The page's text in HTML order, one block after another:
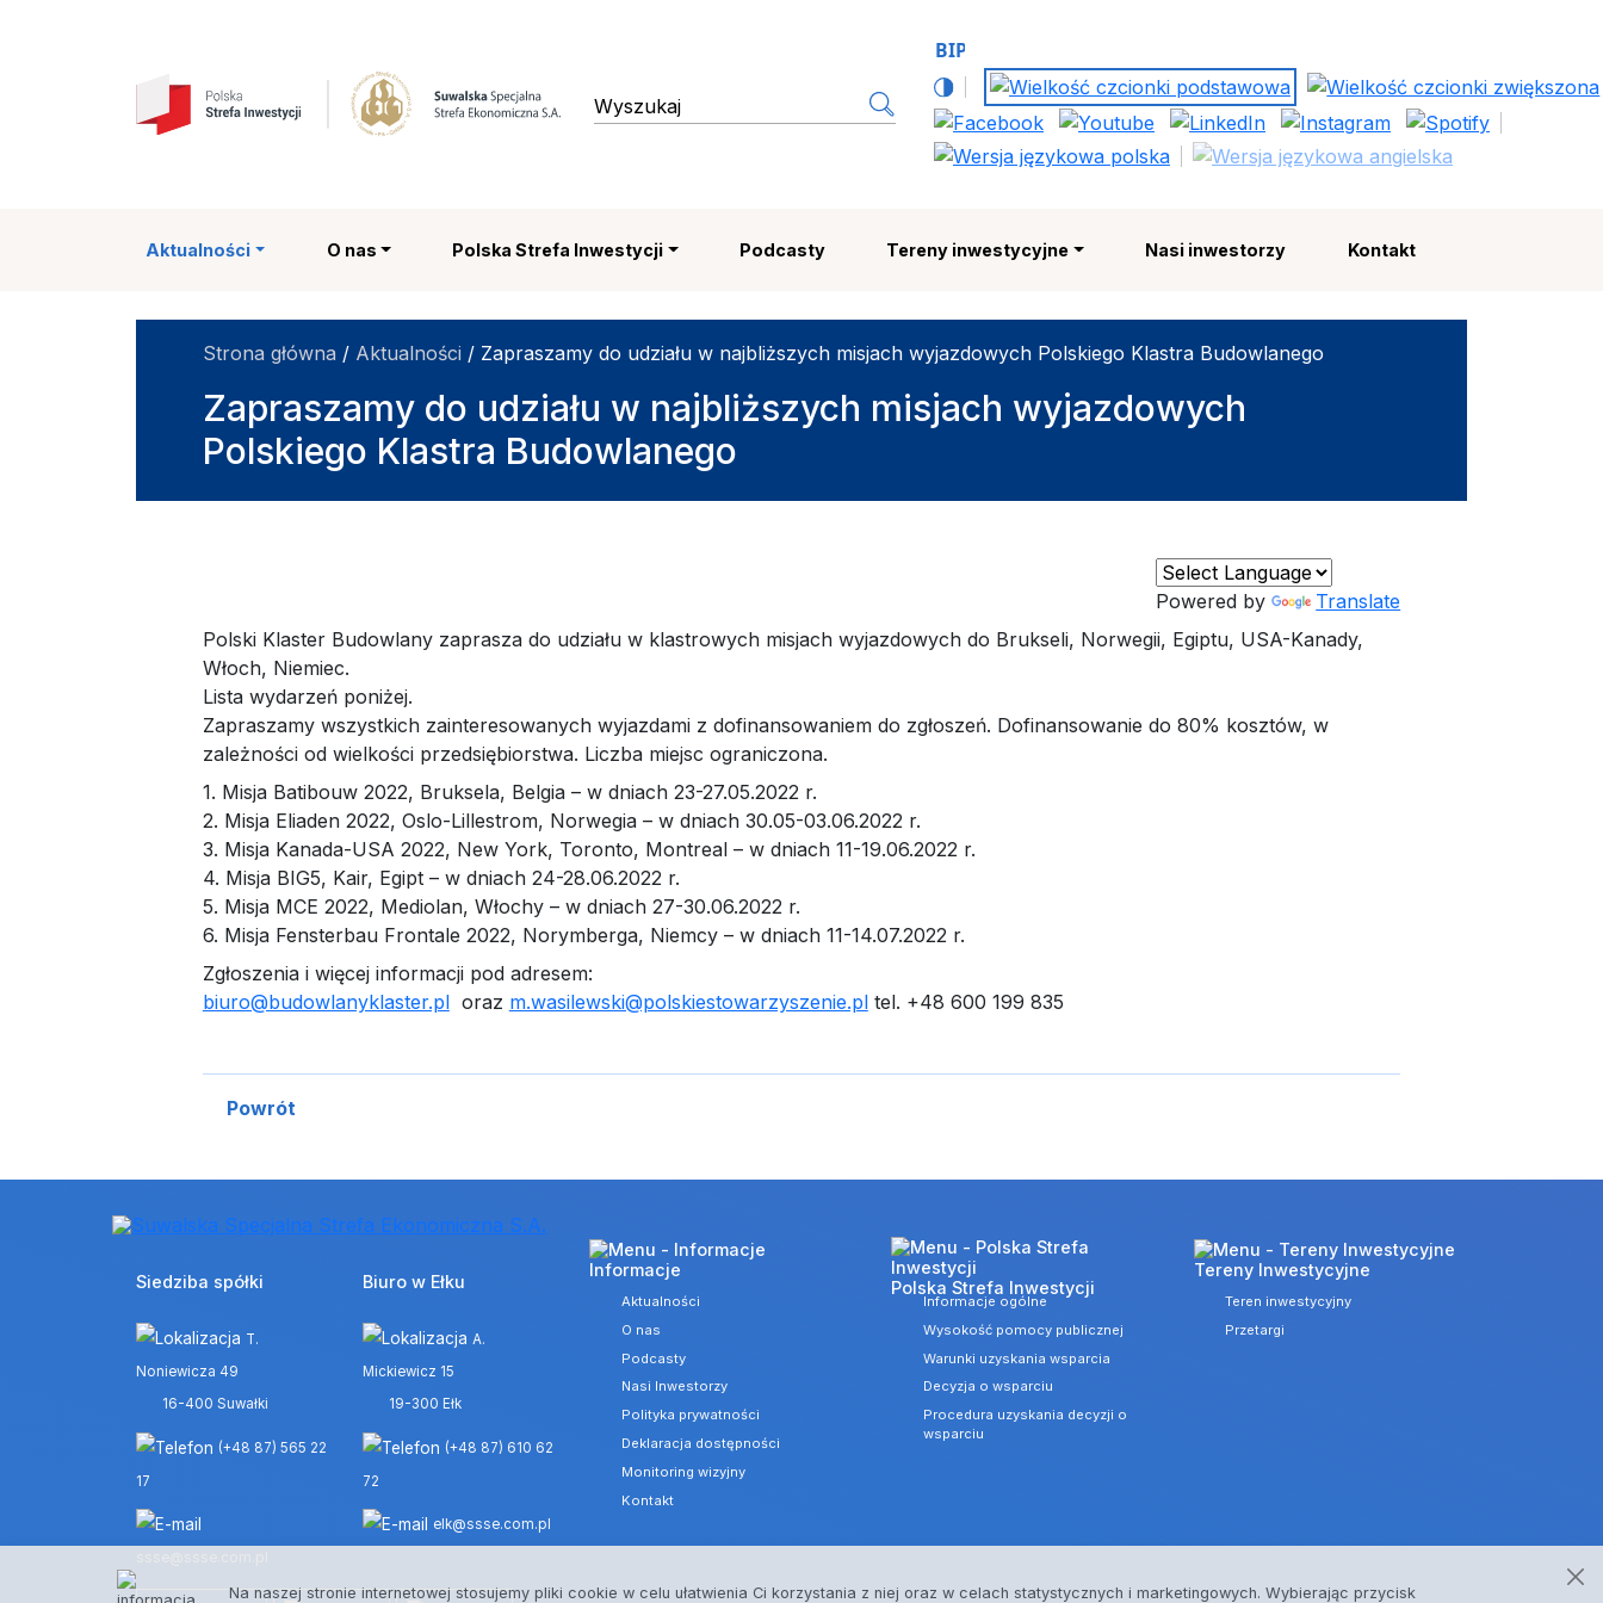
Suwalska Specjalna Strefa Ekonomiczna SA | Polska Strefa Inwestycji
wyszukiwarka
Aktualności O nas Polska Strefa Inwestycji Podcasty Tereny inwestycyjne Nasi inwestorzy Kontakt
Strona główna / Aktualności / Zapraszamy do udziału w najbliższych misjach wyjazdowych Polskiego Klastra Budowlanego
Zapraszamy do udziału w najbliższych misjach wyjazdowych
Polskiego Klastra Budowlanego
Powered by
Translate
Polski Klaster Budowlany zaprasza do udziału w klastrowych misjach wyjazdowych do Brukseli, Norwegii, Egiptu, USA-Kanady,
Włoch, Niemiec.
Lista wydarzeń poniżej.
Zapraszamy wszystkich zainteresowanych wyjazdami z dofinansowaniem do zgłoszeń. Dofinansowanie do 80% kosztów, w
zależności od wielkości przedsiębiorstwa. Liczba miejsc ograniczona.
1. Misja Batibouw 2022, Bruksela, Belgia – w dniach 23-27.05.2022 r.
2. Misja Eliaden 2022, Oslo-Lillestrom, Norwegia – w dniach 30.05-03.06.2022 r.
3. Misja Kanada-USA 2022, New York, Toronto, Montreal – w dniach 11-19.06.2022 r.
4. Misja BIG5, Kair, Egipt – w dniach 24-28.06.2022 r.
5. Misja MCE 2022, Mediolan, Włochy – w dniach 27-30.06.2022 r.
6. Misja Fensterbau Frontale 2022, Norymberga, Niemcy – w dniach 11-14.07.2022 r.
Zgłoszenia i więcej informacji pod adresem:
biuro@budowlanyklaster.ploraz m.wasilewski@polskiestowarzyszenie.pltel. +48 600 199 835
Powrót
Siedziba spółki
T.
Noniewicza 49
16-400 Suwałki
(+48 87) 565 22
17
Biuro w Ełku
A.
Mickiewicz 15
19-300 Ełk
(+48 87) 610 62
72
elk@ssse.com.pl
Informacje
Aktualności
O nas
Podcasty
Nasi Inwestorzy
Polityka prywatności
Deklaracja dostępności
Monitoring wizyjny
Kontakt
Polska Strefa Inwestycji
Informacje ogólne
Wysokość pomocy publicznej
Warunki uzyskania wsparcia
Decyzja o wsparciu
Procedura uzyskania decyzji o
wsparciu
Tereny Inwestycyjne
Teren inwestycyjny
Przetargi
Na naszej stronie internetowej stosujemy pliki cookie w celu ułatwienia Ci korzystania z niej oraz w celach statystycznych i marketingowych. Wybierając przycisk